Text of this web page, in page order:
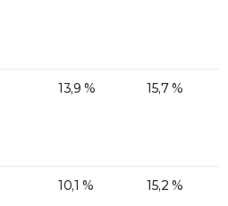
13,9 % 15,7 %
10,1 % 15,2 %